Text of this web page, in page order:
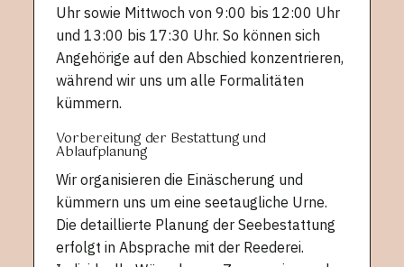
Uhr sowie Mittwoch von 9:00 bis 12:00 Uhr
und 13:00 bis 17:30 Uhr. So können sich
Angehörige auf den Abschied konzentrieren,
während wir uns um alle Formalitäten
kümmern.
Vorbereitung der Bestattung und
Ablaufplanung
Wir organisieren die Einäscherung und
kümmern uns um eine seetaugliche Urne.
Die detaillierte Planung der Seebestattung
erfolgt in Absprache mit der Reederei.